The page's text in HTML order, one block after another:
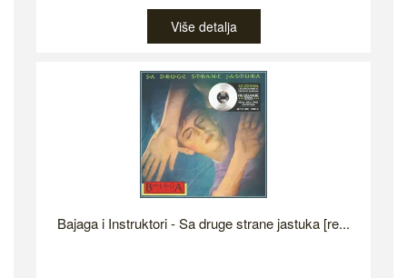
Više detalja
Bajaga i Instruktori - Sa druge strane jastuka [re...